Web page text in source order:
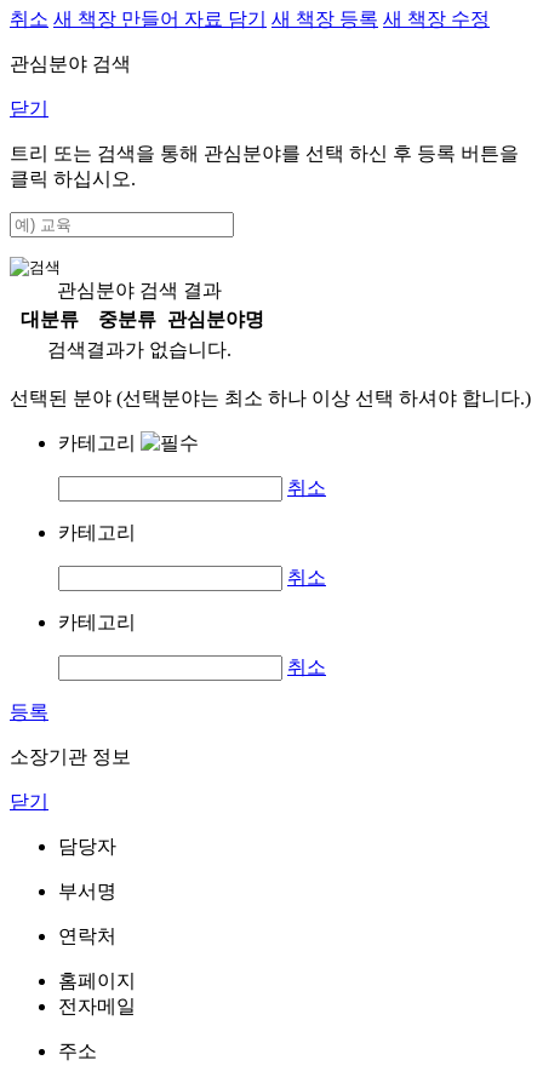
취소 새 책장 만들어 자료 담기 새 책장 등록 새 책장 수정
관심분야 검색
닫기
트리 또는 검색을 통해 관심분야를 선택 하신 후 등록 버튼을
클릭 하십시오.
관심분야 검색 결과
대분류
중분류
관심분야명
검색결과가 없습니다.
선택된 분야 (선택분야는 최소 하나 이상 선택 하셔야 합니다.)
카테고리
취소
카테고리
취소
카테고리
취소
등록
소장기관 정보
닫기
담당자
부서명
연락처
홈페이지
전자메일
주소